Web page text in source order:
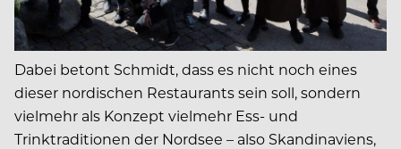
Dabei betont Schmidt, dass es nicht noch eines
dieser nordischen Restaurants sein soll, sondern
vielmehr als Konzept vielmehr Ess- und
Trinktraditionen der Nordsee – also Skandinaviens,